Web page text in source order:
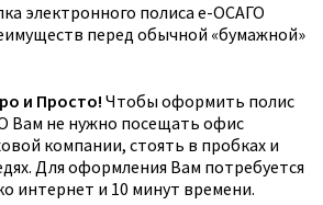
электронного полиса е-ОСАГО
перед обычной «бумажной»
и Просто! Чтобы оформить полис
Вам не нужно посещать офис
компании, стоять в пробках и
Для оформления Вам потребуется
интернет и 10 минут времени.